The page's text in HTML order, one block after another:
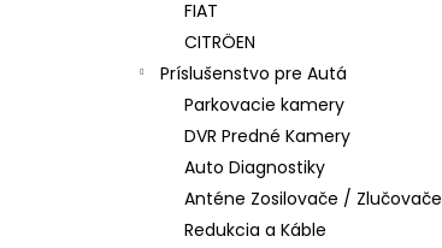
FIAT
CITRÖEN
Príslušenstvo pre Autá
Parkovacie kamery
DVR Predné Kamery
Auto Diagnostiky
Anténe Zosilovače / Zlučovače
Redukcia a Káble